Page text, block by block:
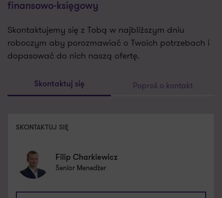
finansowo-księgowy
Skontaktujemy się z Tobą w najbliższym dniu
roboczym aby porozmawiać o Twoich potrzebach i
dopasować do nich naszą ofertę.
Skontaktuj się Poproś o kontakt
SKONTAKTUJ SIĘ
Filip Charkiewicz
Senior Menedżer